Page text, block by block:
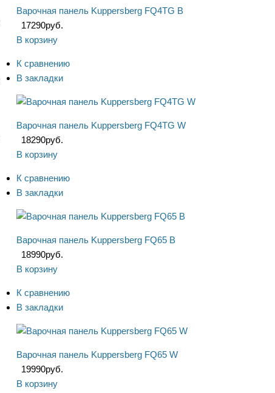
Варочная панель Kuppersberg FQ4TG B
17290руб.
В корзину
К сравнению
В закладки
Варочная панель Kuppersberg FQ4TG W
18290руб.
В корзину
К сравнению
В закладки
Варочная панель Kuppersberg FQ65 B
18990руб.
В корзину
К сравнению
В закладки
Варочная панель Kuppersberg FQ65 W
19990руб.
В корзину